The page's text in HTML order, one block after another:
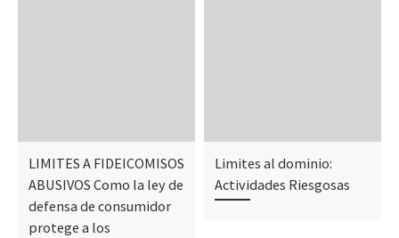
LIMITES A FIDEICOMISOS
ABUSIVOS Como la ley de
defensa de consumidor
protege a los
Limites al dominio:
Actividades Riesgosas